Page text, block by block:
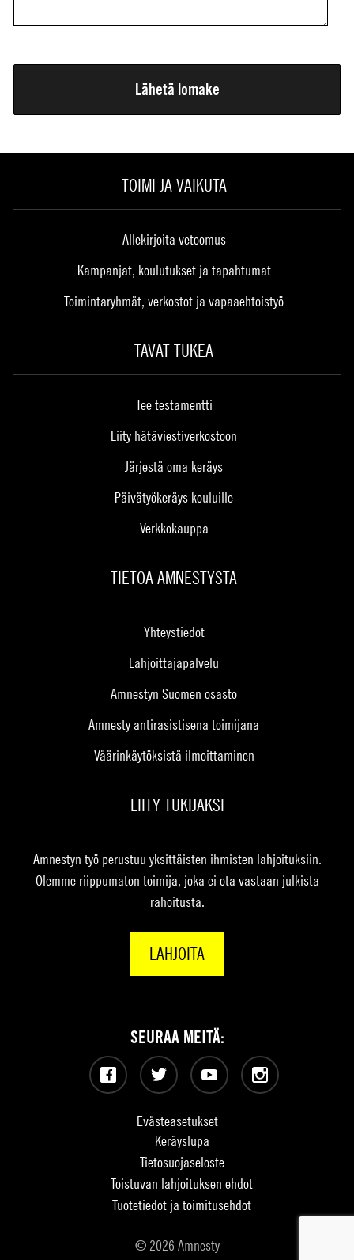
TOIMI JA VAIKUTA
Allekirjoita vetoomus
Kampanjat, koulutukset ja tapahtumat
Toimintaryhmät, verkostot ja vapaaehtoistyö
TAVAT TUKEA
Tee testamentti
Liity hätäviestiverkostoon
Järjestä oma keräys
Päivätyökeräys kouluille
Verkkokauppa
TIETOA AMNESTYSTA
Yhteystiedot
Lahjoittajapalvelu
Amnestyn Suomen osasto
Amnesty antirasistisena toimijana
Väärinkäytöksistä ilmoittaminen
LIITY TUKIJAKSI
Amnestyn työ perustuu yksittäisten ihmisten lahjoituksiin.
Olemme riippumaton toimija, joka ei ota vastaan julkista
rahoitusta.
LAHJOITA
Evästeasetukset
Keräyslupa
Tietosuojaseloste
Toistuvan lahjoituksen ehdot
Tuotetiedot ja toimitusehdot
© 2026 Amnesty
SEURAA MEITÄ:
Facebook Twitter YouTubeInstagram